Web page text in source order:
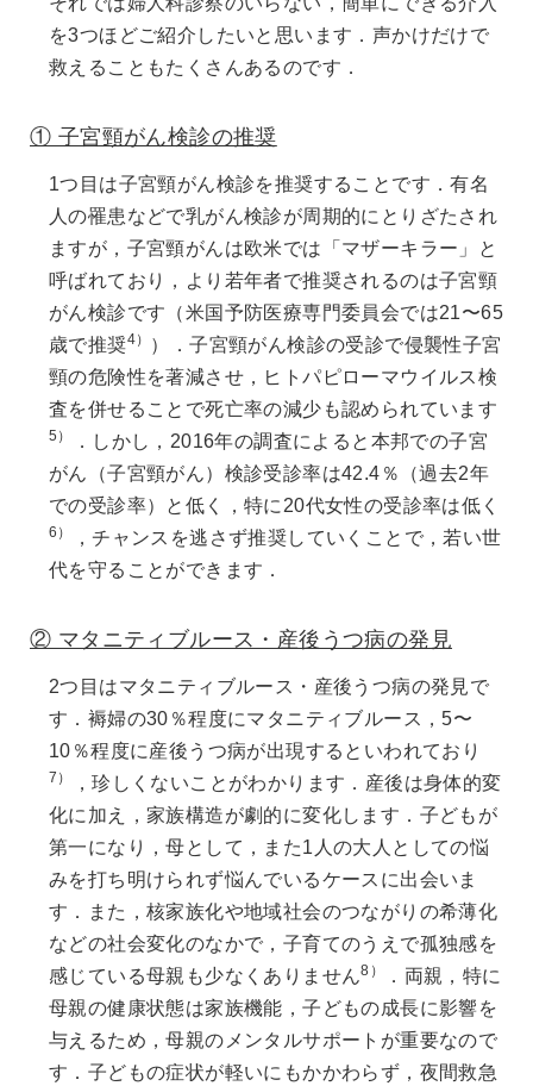
を3つほどご紹介したいと思います．声かけだけで
救えることもたくさんあるのです．
① 子宮頸がん検診の推奨
1つ目は子宮頸がん検診を推奨することです．有名
人の罹患などで乳がん検診が周期的にとりざたされ
ますが，子宮頸がんは欧米では「マザーキラー」と
呼ばれており，より若年者で推奨されるのは子宮頸
がん検診です（米国予防医療専門委員会では21〜65
歳で推奨4）
）．子宮頸がん検診の受診で侵襲性子宮
頸の危険性を著減させ，ヒトパピローマウイルス検
査を併せることで死亡率の減少も認められています
5）
．しかし，2016年の調査によると本邦での子宮
がん（子宮頸がん）検診受診率は42.4％（過去2年
での受診率）と低く，特に20代女性の受診率は低く
6）
，チャンスを逃さず推奨していくことで，若い世
代を守ることができます．
② マタニティブルース・産後うつ病の発見
2つ目はマタニティブルース・産後うつ病の発見で
す．褥婦の30％程度にマタニティブルース，5〜
10％程度に産後うつ病が出現するといわれており
7）
，珍しくないことがわかります．産後は身体的変
化に加え，家族構造が劇的に変化します．子どもが
第一になり，母として，また1人の大人としての悩
みを打ち明けられず悩んでいるケースに出会いま
す．また，核家族化や地域社会のつながりの希薄化
などの社会変化のなかで，子育てのうえで孤独感を
感じている母親も少なくありません8）
．両親，特に
母親の健康状態は家族機能，子どもの成長に影響を
与えるため，母親のメンタルサポートが重要なので
す．子どもの症状が軽いにもかかわらず，夜間救急